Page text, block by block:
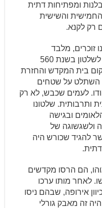
ומפתיחות דתית
והשישית
רק לקנא.
זוכרים, מלבד
אחשוורוש, את כורש השני, שעלה לשלטון בשנת 560
בית המקדש והחזרת
השתלט על שטחים
לעמים שכבש, לא רק
ותרבותית. שלטונו
ובגישה
ולשגשוגה של
להגיד שכורש היה
הם הרסו מקדשים
לאחר מותו ערכו
אירופה, שבהם ניסו
זה מאבק גורלי